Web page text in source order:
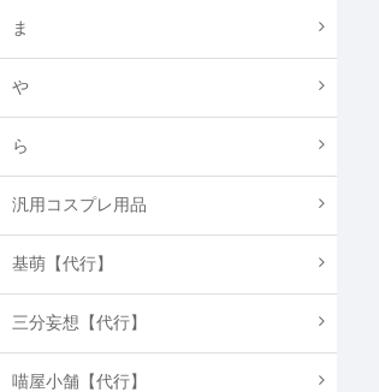
ま
や
ら
汎用コスプレ用品
基萌【代行】
三分妄想【代行】
喵屋小舗【代行】